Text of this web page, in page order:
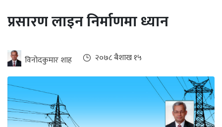
खबर
हाइड्रोजन
इभी
सम्पादकीय
बैंक
प्रसारण लाइन निर्माणमा ध्यान
विनोदकुमार शाह २०७८ ब‌ैशाख १५